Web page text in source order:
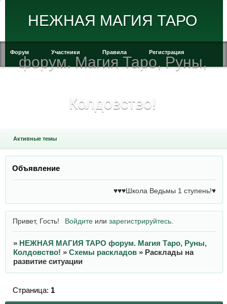
НЕЖНАЯ МАГИЯ ТАРО
форум. Магия Таро, Руны,
Колдовство!
Форум Участники Правила Регистрация
Войти
Активные темы
Объявление
♥♥♥Школа Ведьмы 1 ступень!♥♥♥
Привет, Гость! Войдите или зарегистрируйтесь
» НЕЖНАЯ МАГИЯ ТАРО форум. Магия Таро, Руны,
Колдовство! »Схемы раскладов » Расклады на
развитие ситуации
Страница: 1